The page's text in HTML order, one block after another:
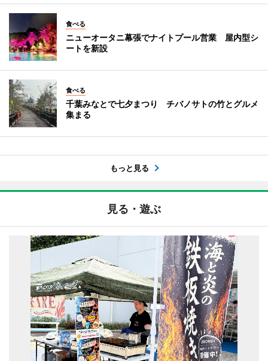
食べる
ニューオータニ幕張でナイトプール営業 屋内型シ
ートを新設
食べる
千葉みなとで七夕まつり チバノサトの竹とグルメ
集まる
もっと見る
見る・遊ぶ